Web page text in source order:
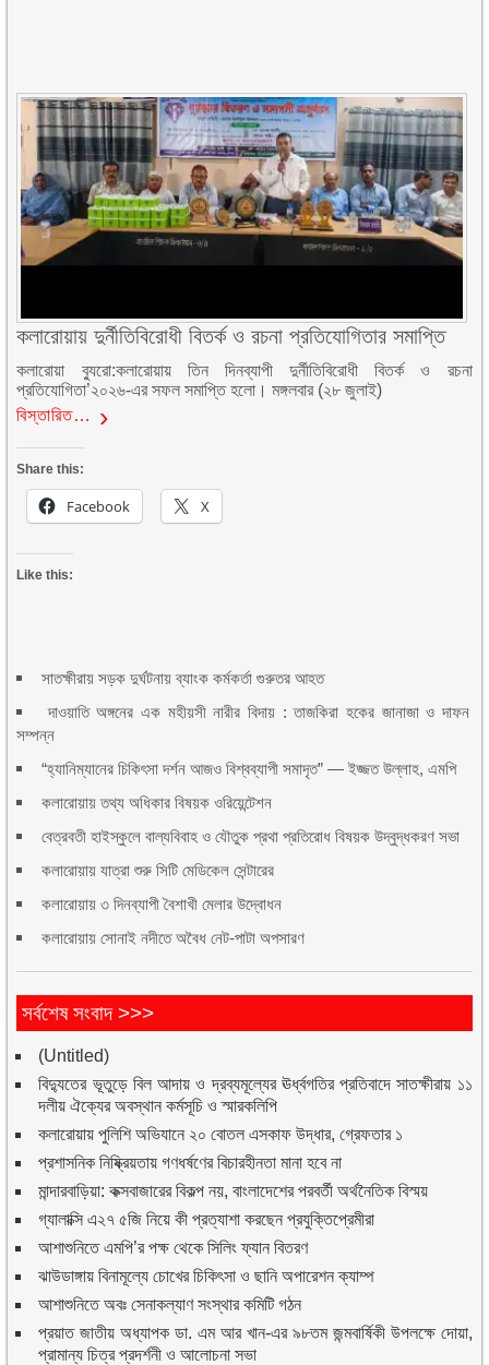
কলারোয়ায় দুর্নীতিবিরোধী বিতর্ক ও রচনা প্রতিযোগিতার সমাপ্তি
কলারোয়া ব্যুরো:কলারোয়ায় তিন দিনব্যাপী দুর্নীতিবিরোধী বিতর্ক ও রচনা
প্রতিযোগিতা’২০২৬-এর সফল সমাপ্তি হলো। মঙ্গলবার (২৮ জুলাই)
বিস্তারিত…
Share this:
Facebook X
Like this:
সাতক্ষীরায় সড়ক দুর্ঘটনায় ব্যাংক কর্মকর্তা গুরুতর আহত
দাওয়াতি অঙ্গনের এক মহীয়সী নারীর বিদায় : তাজকিরা হকের জানাজা ও দাফন
সম্পন্ন
“হ্যানিম্যানের চিকিৎসা দর্শন আজও বিশ্বব্যাপী সমাদৃত” — ইজ্জত উল্লাহ, এমপি
কলারোয়ায় তথ্য অধিকার বিষয়ক ওরিয়েন্টেশন
বেত্রবতী হাইস্কুলে বাল্যবিবাহ ও যৌতুক প্রথা প্রতিরোধ বিষয়ক উদ্বুদ্ধকরণ সভা
কলারোয়ায় যাত্রা শুরু সিটি মেডিকেল সেন্টারের
কলারোয়ায় ৩ দিনব্যাপী বৈশাখী মেলার উদ্বোধন
কলারোয়ায় সোনাই নদীতে অবৈধ নেট-পাটা অপসারণ
সর্বশেষ সংবাদ >>>
(Untitled)
বিদ্যুতের ভূতুড়ে বিল আদায় ও দ্রব্যমূল্যের ঊর্ধ্বগতির প্রতিবাদে সাতক্ষীরায় ১১
দলীয় ঐক্যের অবস্থান কর্মসূচি ও স্মারকলিপি
কলারোয়ায় পুলিশি অভিযানে ২০ বোতল এসকাফ উদ্ধার, গ্রেফতার ১
প্রশাসনিক নিষ্ক্রিয়তায় গণধর্ষণের বিচারহীনতা মানা হবে না
মান্দারবাড়িয়া: কক্সবাজারের বিকল্প নয়, বাংলাদেশের পরবর্তী অর্থনৈতিক বিস্ময়
গ্যালাক্সি এ২৭ ৫জি নিয়ে কী প্রত্যাশা করছেন প্রযুক্তিপ্রেমীরা
আশাশুনিতে এমপি’র পক্ষ থেকে সিলিং ফ্যান বিতরণ
ঝাউডাঙ্গায় বিনামূল্যে চোখের চিকিৎসা ও ছানি অপারেশন ক্যাম্প
আশাশুনিতে অবঃ সেনাকল্যাণ সংস্থার কমিটি গঠন
প্রয়াত জাতীয় অধ্যাপক ডা. এম আর খান-এর ৯৮তম জন্মবার্ষিকী উপলক্ষে দোয়া,
প্রামান্য চিত্র প্রদর্শনী ও আলোচনা সভা